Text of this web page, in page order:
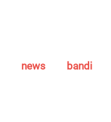
news bandi